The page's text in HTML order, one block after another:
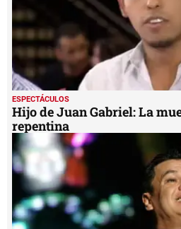
ESPECTÁCULOS
Hijo de Juan Gabriel: La
repentina